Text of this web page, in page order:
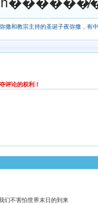
撒和教宗主持的圣诞子夜弥撒，有
评论的权利！
们不害怕世界末日的到来